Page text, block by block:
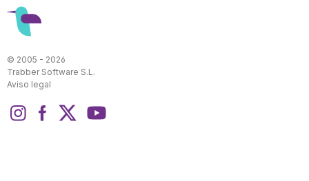
© 2005 - 2026
Trabber Software S.L.
Aviso legal